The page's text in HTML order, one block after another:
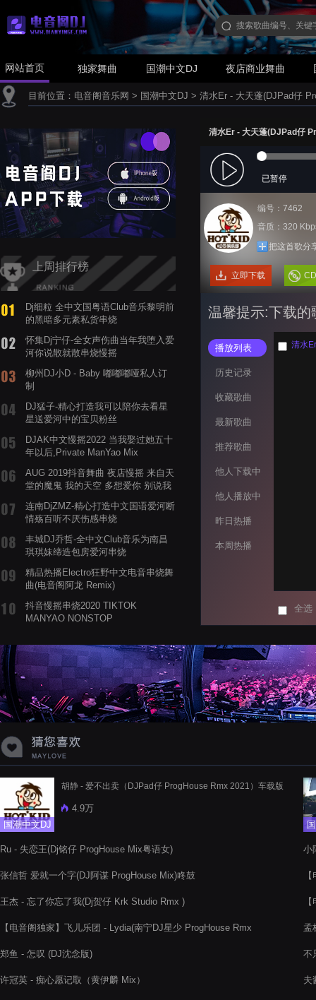
网站首页 独家舞曲 国潮中文DJ 夜店商业舞曲
目前位置： 电音阁音乐网 > 国潮中文DJ > 清水Er - 大天蓬(DJPad仔
上周排行榜
Dj细粒 全中文国粤语Club音乐黎明前
的黑暗多元素私货串烧
怀集Dj宁仔-全女声伤曲当年我堕入爱
河你说散就散串烧慢摇
柳州DJ小D - Baby 嘟嘟嘟哑私人订
制
DJ猛子-精心打造我可以陪你去看星
星送爱河中的宝贝粉丝
DJAK中文慢摇2022 当我娶过她五十
年以后,Private ManYao Mix
AUG 2019抖音舞曲 夜店慢摇 来自天
堂的魔鬼 我的天空 多想爱你 别说我
连南DjZMZ-精心打造中文国语爱河断
情殇百听不厌伤感串烧
丰城DJ乔哲-全中文Club音乐为南昌
琪琪妹缔造包房爱河串烧
精品热播Electro狂野中文电音串烧舞
曲(电音阁阿龙 Remix)
抖音慢摇串烧2020 TIKTOK
MANYAO NONSTOP
蝉爸爸妈妈爱存在夏天的风是想你的
声音啊
清水Er - 大天蓬(DJPad仔
已暂停
编号：7462
音质：320
把这首歌分
立即下载
温馨提示:下载的
播放列表
历史记录
收藏歌曲
最新歌曲
推荐歌曲
他人下载中
他人播放中
昨日热播
本周热播
清水
全选
国潮中文DJ
胡静 - 爱不出卖（DJPad仔 ProgHouse Rmx 2021）车载版
4.9万
Ru - 失恋王(Dj铭仔 ProgHouse Mix粤语女)
张信哲 爱就一个字(DJ阿谋 ProgHouse Mix)咚鼓
王杰 - 忘了你忘了我(Dj贺仔 Krk Studio Rmx )
【电音阁独家】飞儿乐团 - Lydia(南宁DJ星少 ProgHouse Rmx
郑鱼 - 怎叹 (DJ沈念版)
许冠英 - 痴心愿记取（黄伊麟 Mix）
小
孟
不
夫